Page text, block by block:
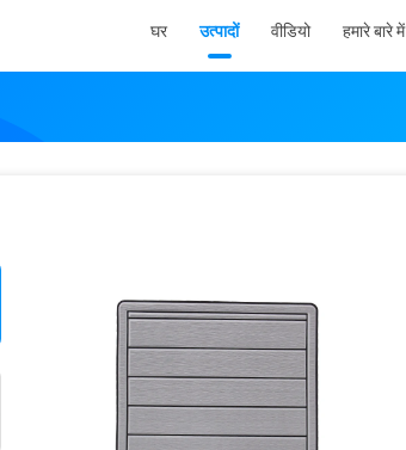
घर उत्पादों वीडियो हमारे बारे में